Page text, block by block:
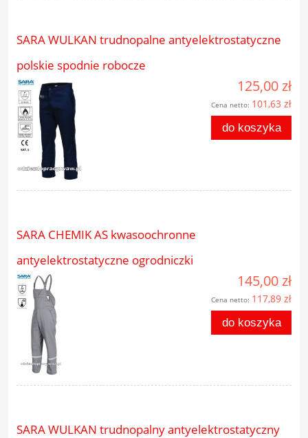
SARA WULKAN trudnopalne antyelektrostatyczne
polskie spodnie robocze
125,00 zł
Cena netto: 101,63 zł
do koszyka
SARA CHEMIK AS kwasoochronne
antyelektrostatyczne ogrodniczki
145,00 zł
Cena netto: 117,89 zł
do koszyka
SARA WULKAN trudnopalny antyelektrostatyczny